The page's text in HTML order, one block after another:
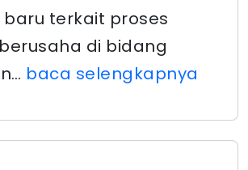
terkait proses
di bidang
baca selengkapnya